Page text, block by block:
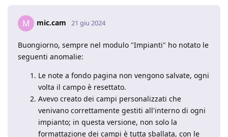
M mic.cam 21 giu 2024
Buongiorno, sempre nel modulo "Impianti" ho notato le
seguenti anomalie:
Le note a fondo pagina non vengono salvate, ogni
volta il campo è resettato.
Avevo creato dei campi personalizzati che
venivano correttamente gestiti all'interno di ogni
impianto; in questa versione, non solo la
formattazione dei campi è tutta sballata, con le